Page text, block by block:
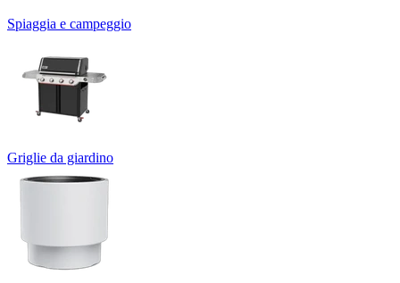
Spiaggia e campeggio
Griglie da giardino